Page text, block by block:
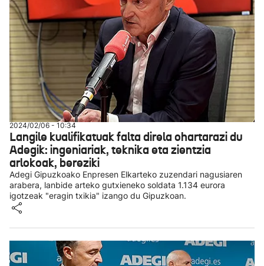
2024/02/06 - 10:34
Langile kualifikatuak falta direla ohartarazi du
Adegik: ingeniariak, teknika eta zientzia
arlokoak, bereziki
Adegi Gipuzkoako Enpresen Elkarteko zuzendari nagusiaren
arabera, lanbide arteko gutxieneko soldata 1.134 eurora
igotzeak "eragin txikia" izango du Gipuzkoan.